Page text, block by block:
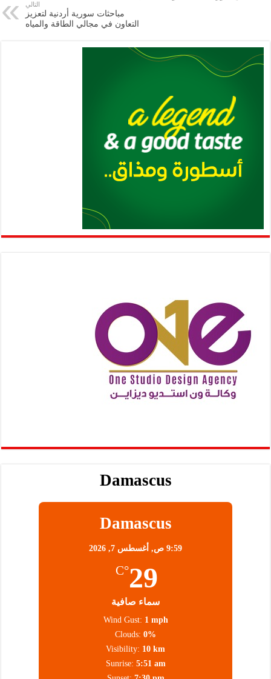
p
التالي
مباحثات سورية أردنية لتعزيز
التعاون في مجالي الطاقة والمياه
Damascus
Damascus
9:59 ص, أغسطس 7, 2026
29
°C
سماء صافية
Wind Gust: 1 mph
Clouds: 0%
Visibility: 10 km
Sunrise: 5:51 am